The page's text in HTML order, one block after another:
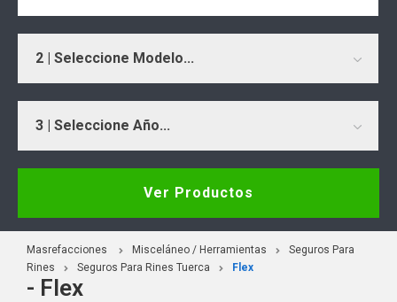
2 | Seleccione Modelo...
3 | Seleccione Año...
Ver Productos
Masrefacciones Misceláneo / Herramientas
Seguros Para
Rines
Seguros Para Rines Tuerca Flex
- Flex